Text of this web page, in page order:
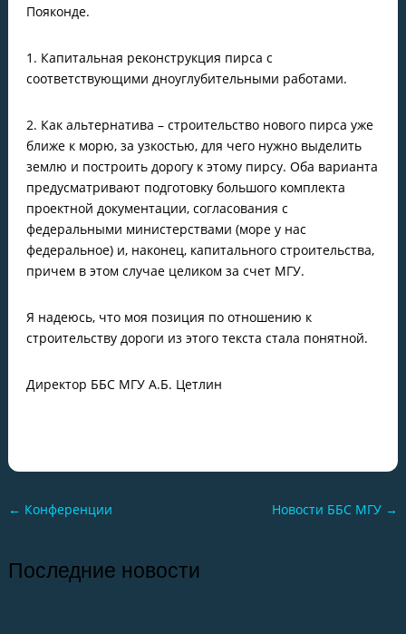
Пояконде.
1. Капитальная реконструкция пирса с
соответствующими дноуглубительными работами.
2. Как альтернатива – строительство нового пирса уже
ближе к морю, за узкостью, для чего нужно выделить
землю и построить дорогу к этому пирсу. Оба варианта
предусматривают подготовку большого комплекта
проектной документации, согласования с
федеральными министерствами (море у нас
федеральное) и, наконец, капитального строительства,
причем в этом случае целиком за счет МГУ.
Я надеюсь, что моя позиция по отношению к
строительству дороги из этого текста стала понятной.
Директор ББС МГУ А.Б. Цетлин
← Конференции Новости ББС МГУ →
Последние новости